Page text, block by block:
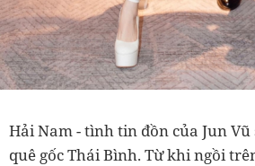
Hải Nam - tình tin đồn của Jun
quê gốc Thái Bình. Từ khi ngồi